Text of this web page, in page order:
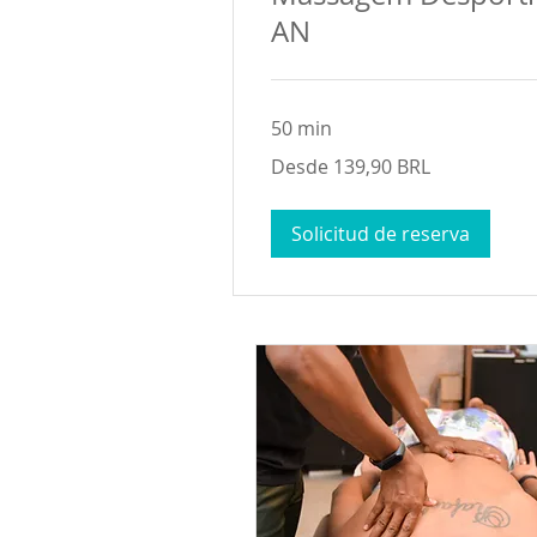
AN
50 min
139,90
Desde 139,90 BRL
Solicitud de reserva